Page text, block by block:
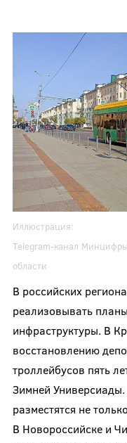
Иллюстрация:
Telegram-канал
области
В российских
реализовывать
инфраструктуры. В
восстановлению
троллейбусов пять
Зимней
разместятся не
В Новороссийске и